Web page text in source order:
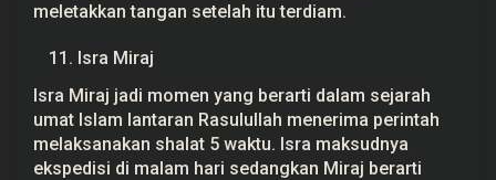
meletakkan tangan setelah itu terdiam.
Isra Miraj
Isra Miraj jadi momen yang berarti dalam sejarah
umat Islam lantaran Rasulullah menerima perintah
melaksanakan shalat 5 waktu. Isra maksudnya
ekspedisi di malam hari sedangkan Miraj berarti